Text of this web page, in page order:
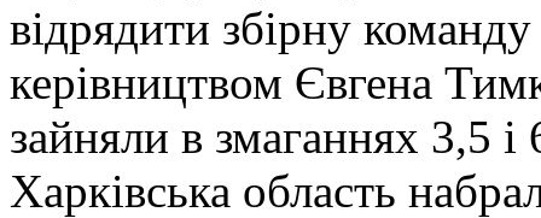
відрядити збірну команду
керівництвом Євгена
зайняли в змаганнях 3,5
Харківська область